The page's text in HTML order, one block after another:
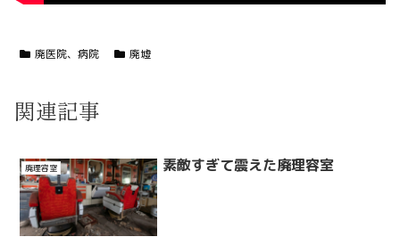
廃医院、病院 廃墟
関連記事
廃理容室 素敵すぎて震えた廃理容室